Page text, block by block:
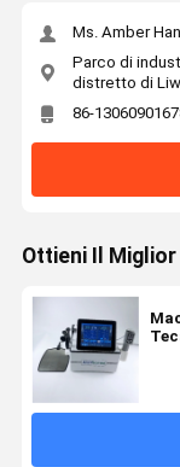
Ms. Amber Han
Parco di
distretto di
86-
Ottieni Il